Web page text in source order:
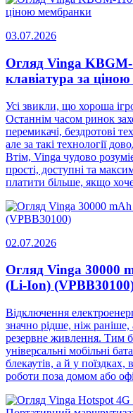
03.07.2026
Огляд Vinga KBGM-
клавіатура за
Усі звикли, що хороша
Останнім часом ринок
перемикачі, бездротові
але за такі технології
Втім, Vinga чудово
прості, доступні та
платити більше, якщо
02.07.2026
Огляд Vinga 30000
(Li-Ion)
Відключення
значно рідше, ніж раніше,
резервне живлення. Тим
універсальні мобільні
блекаутів, а й у
роботи поза домом або